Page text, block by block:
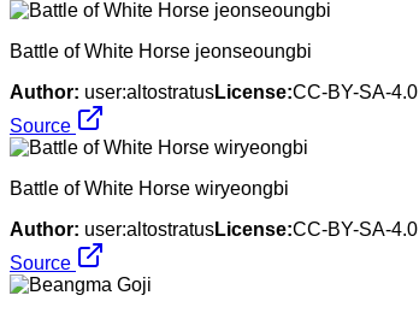
Battle of White Horse jeonseoungbi
Author: user:altostratusLicense:CC-BY-SA-4.0
Source
Battle of White Horse wiryeongbi
Author: user:altostratusLicense:CC-BY-SA-4.0
Source